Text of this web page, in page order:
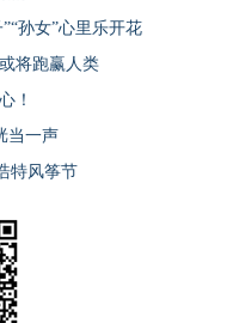
孙女”心里乐开花
将跑赢人类
！
当一声
特风筝节